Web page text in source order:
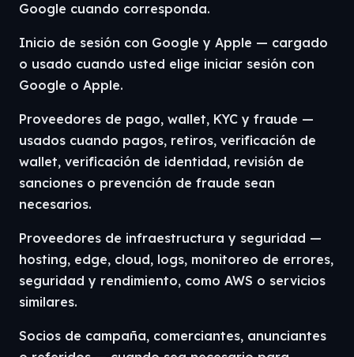
Google cuando corresponda.
Inicio de sesión con Google y Apple — cargado
o usado cuando usted elige iniciar sesión con
Google o Apple.
Proveedores de pago, wallet, KYC y fraude —
usados cuando pagos, retiros, verificación de
wallet, verificación de identidad, revisión de
sanciones o prevención de fraude sean
necesarios.
Proveedores de infraestructura y seguridad —
hosting, edge, cloud, logs, monitoreo de errores,
seguridad y rendimiento, como AWS o servicios
similares.
Socios de campaña, comerciantes, anunciantes